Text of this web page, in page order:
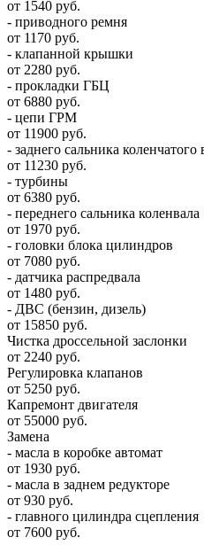
от 1540 руб.
- приводного ремня
от 1170 руб.
- клапанной крышки
от 2280 руб.
- прокладки ГБЦ
от 6880 руб.
- цепи ГРМ
от 11900 руб.
- заднего сальника коленчатого
от 11230 руб.
- турбины
от 6380 руб.
- переднего сальника коленвала
от 1970 руб.
- головки блока цилиндров
от 7080 руб.
- датчика распредвала
от 1480 руб.
- ДВС (бензин, дизель)
от 15850 руб.
Чистка дроссельной заслонки
от 2240 руб.
Регулировка клапанов
от 5250 руб.
Капремонт двигателя
от 55000 руб.
Замена
- масла в коробке автомат
от 1930 руб.
- масла в заднем редукторе
от 930 руб.
- главного цилиндра сцепления
от 7600 руб.